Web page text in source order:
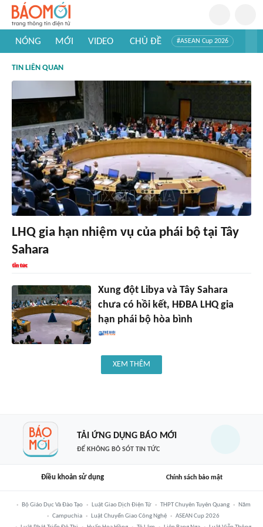
NÓNG MỚI VIDEO CHỦ ĐỀ #ASEAN Cup 2026
#Khám phá thế giới
TIN LIÊN QUAN
LHQ gia hạn nhiệm vụ của phái bộ tại Tây
Sahara
Xung đột Libya và Tây Sahara
chưa có hồi kết, HĐBA LHQ gia
hạn phái bộ hòa bình
XEM THÊM
TẢI ỨNG DỤNG BÁO MỚI
ĐỂ KHÔNG BỎ SÓT TIN TỨC
Điều khoản sử dụng Chính sách bảo mật
Bộ Giáo Dục Và Đào Tạo Luật Giao Dịch Điện Tử THPT Chuyên Tuyên Quang
Năm
Campuchia
Luật Chuyển Giao Công Nghệ
ASEAN Cup 2026